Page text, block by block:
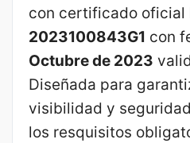
con certificado oficial
2023100843G1 con
Octubre de 2023
Diseñada para
visibilidad y
los resquisitos